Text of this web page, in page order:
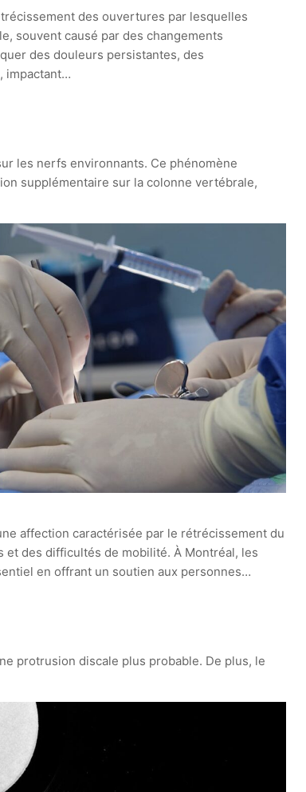
des ouvertures par lesquelles
souvent causé par des changements
des douleurs persistantes, des
impactant…
les nerfs environnants. Ce phénomène
supplémentaire sur la colonne vertébrale,
affection caractérisée par le rétrécissement du
des difficultés de mobilité. À Montréal, les
en offrant un soutien aux personnes…
protrusion discale plus probable. De plus, le